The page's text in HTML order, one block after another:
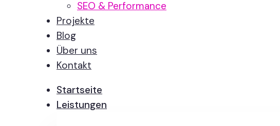
SEO & Performance
Projekte
Blog
Über uns
Kontakt
Startseite
Leistungen